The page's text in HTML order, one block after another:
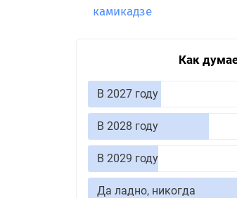
камикадзе
Как
В 2027 году
В 2028 году
В 2029 году
Да ладно, никогда